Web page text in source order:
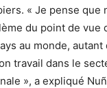
« Je pense que
du point de vue
au monde, autant
travail dans le
», a expliqué